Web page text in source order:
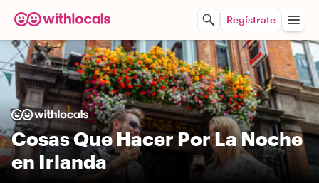
Regístrate
Cosas Que Hacer Por La Noche
en Irlanda